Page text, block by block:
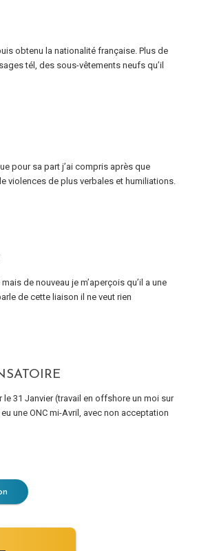
obtenu la nationalité française. Plus de
tél, des sous-vêtements neufs qu’il
pour sa part j’ai compris après que
violences de plus verbales et humiliations.
de nouveau je m’aperçois qu’il a une
de cette liaison il ne veut rien
31 Janvier (travail en offshore un moi sur
une ONC mi-Avril, avec non acceptation